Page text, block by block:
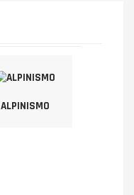
ALPINISMO